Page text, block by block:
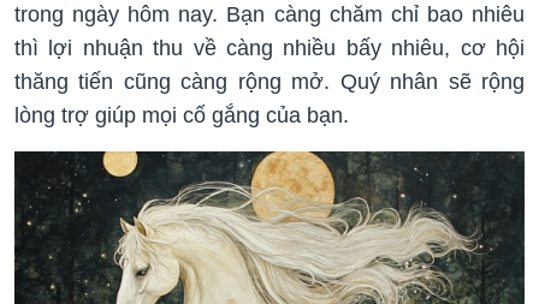
trong ngày hôm nay. Bạn càng chăm chỉ bao nhiêu
thì lợi nhuận thu về càng nhiều bấy nhiêu, cơ hội
thăng tiến cũng càng rộng mở. Quý nhân sẽ rộng
lòng trợ giúp mọi cố gắng của bạn.